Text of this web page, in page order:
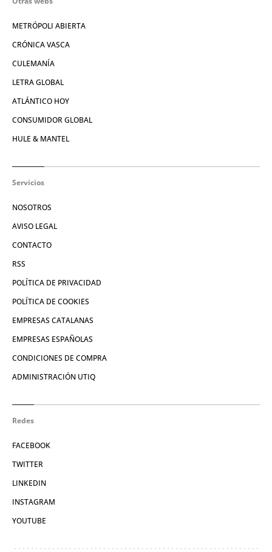
METRÓPOLI ABIERTA
CRÓNICA VASCA
CULEMANÍA
LETRA GLOBAL
ATLÁNTICO HOY
CONSUMIDOR GLOBAL
HULE & MANTEL
Servicios
NOSOTROS
AVISO LEGAL
CONTACTO
RSS
POLÍTICA DE PRIVACIDAD
POLÍTICA DE COOKIES
EMPRESAS CATALANAS
EMPRESAS ESPAÑOLAS
CONDICIONES DE COMPRA
ADMINISTRACIÓN UTIQ
Redes
FACEBOOK
TWITTER
LINKEDIN
INSTAGRAM
YOUTUBE